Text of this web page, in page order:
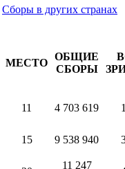
Сборы в других странах
МЕСТО
ОБЩИЕ
СБОРЫ
11 4 703 619
15 9 538 940
11 247